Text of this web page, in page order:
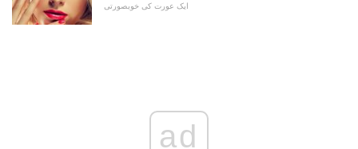
ایک عورت کی خوبصورتی
ad